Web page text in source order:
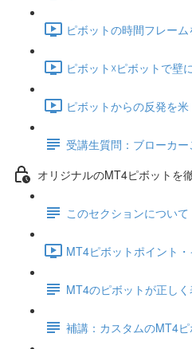
ピボットの時間フレー
ピボット☓ピボットで壁
ピボットからの反発を
受講生質問：ブローカ
オリジナルのMT4ピボットを
このセクションについて
MT4ピボットポイント
MT4のピボットが正し
補講：カスタムのMT4